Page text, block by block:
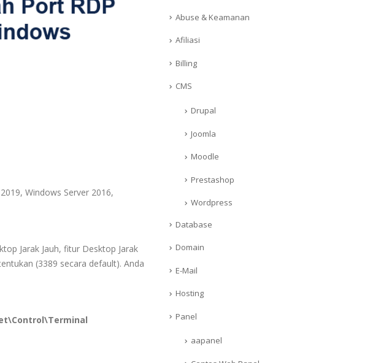
Windows Server 2016,
Jarak Jauh, fitur Desktop Jarak
(3389 secara default). Anda
Abuse & Keamanan
Afiliasi
Billing
CMS
Drupal
Joomla
Moodle
Prestashop
Wordpress
Database
Domain
E-Mail
Hosting
Panel
aapanel